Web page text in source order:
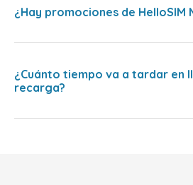
¿Hay promociones de HelloSIM
¿Cuánto tiempo va a tardar en
recarga?